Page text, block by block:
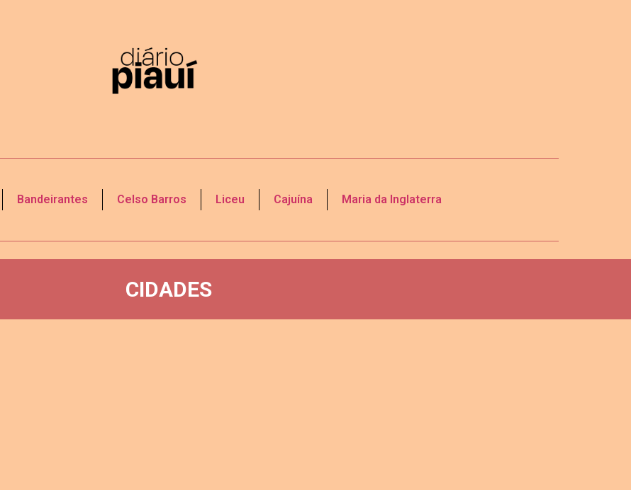
Bandeirantes Celso Barros Liceu Cajuína Maria da Inglaterra
CIDADES